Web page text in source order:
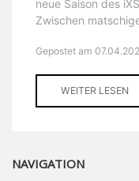
neue Saison des
Zwischen
Gepostet am
WEITER LESEN
NAVIGATION